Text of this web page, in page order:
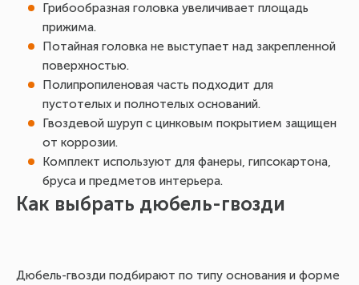
Грибообразная головка увеличивает площадь
прижима.
Потайная головка не выступает над закрепленной
поверхностью.
Полипропиленовая часть подходит для
пустотелых и полнотелых оснований.
Гвоздевой шуруп с цинковым покрытием защищен
от коррозии.
Комплект используют для фанеры, гипсокартона,
бруса и предметов интерьера.
Как выбрать дюбель-гвозди
Дюбель-гвозди подбирают по типу основания и форме